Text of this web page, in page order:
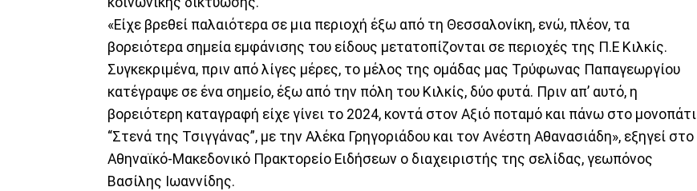
«Είχε βρεθεί παλαιότερα σε μια περιοχή έξω από τη Θεσσαλονίκη, ενώ, πλέον, τα
βορειότερα σημεία εμφάνισης του είδους μετατοπίζονται σε περιοχές της Π.Ε Κιλκίς.
Συγκεκριμένα, πριν από λίγες μέρες, το μέλος της ομάδας μας Τρύφωνας Παπαγεωργίου
κατέγραψε σε ένα σημείο, έξω από την πόλη του Κιλκίς, δύο φυτά. Πριν απ’ αυτό, η
βορειότερη καταγραφή είχε γίνει το 2024, κοντά στον Αξιό ποταμό και πάνω στο μονοπάτι
“Στενά της Τσιγγάνας”, με την Αλέκα Γρηγοριάδου και τον Ανέστη Αθανασιάδη», εξηγεί στο
Αθηναϊκό-Μακεδονικό Πρακτορείο Ειδήσεων ο διαχειριστής της σελίδας, γεωπόνος
Βασίλης Ιωαννίδης.